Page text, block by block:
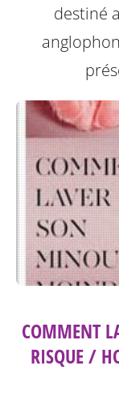
destiné
COMMENT
RISQUE /